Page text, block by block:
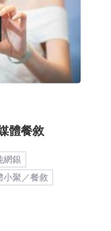
體餐敘
網銀
小聚／餐敘